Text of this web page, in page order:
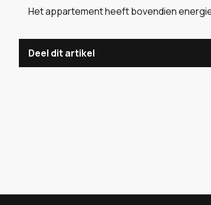
Het appartement heeft bovendien
Deel dit artikel